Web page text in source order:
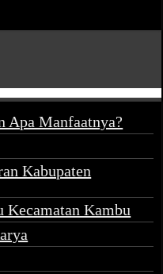
Apa Manfaatnya?
Kabupaten
Kecamatan Kambu